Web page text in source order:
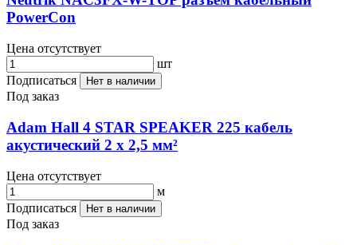
PowerCon
Цена отсутствует
шт
Подписаться
Нет в наличии
Под заказ
Adam Hall 4 STAR SPEAKER 225 кабель
акустический 2 х 2,5 мм²
Цена отсутствует
м
Подписаться
Нет в наличии
Под заказ